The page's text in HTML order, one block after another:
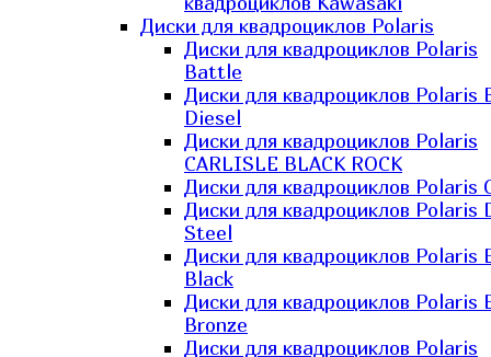
Диски для квадроциклов Polaris
Диски для квадроциклов Polaris
Battle
Диски для квадроциклов Polaris
Diesel
Диски для квадроциклов Polaris
CARLISLE BLACK ROCK
Диски для квадроциклов Polaris
Диски для квадроциклов Polaris
Steel
Диски для квадроциклов Polaris
Black
Диски для квадроциклов Polaris
Bronze
Диски для квадроциклов Polaris